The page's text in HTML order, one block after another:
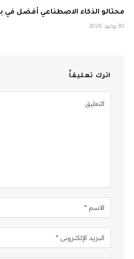
محتالو الذكاء الاصطناعي أفضل في
30 يوليو، 2026
اترك تعليقاً